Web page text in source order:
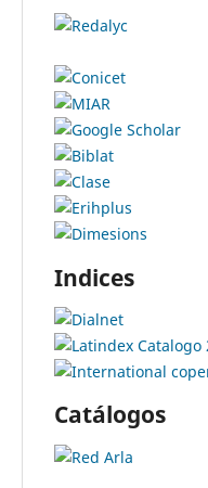
Indices
Catálogos